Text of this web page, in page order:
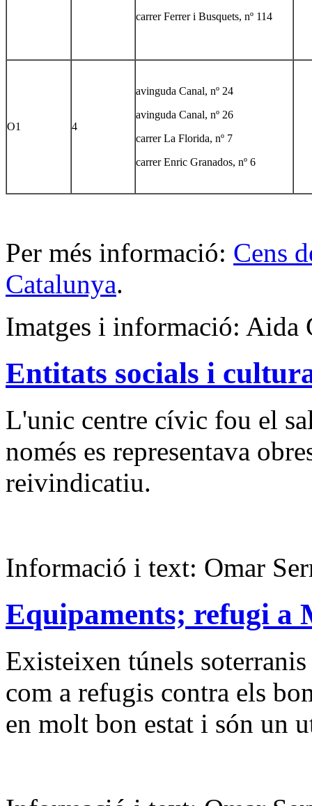
carrer Ferrer i Busquets, nº 114
O1 4
avinguda Canal, nº 24
avinguda Canal, nº 26
carrer La Florida, nº 7
carrer Enric Granados, nº 6
Per més informació: Cens
Catalunya.
Imatges i informació: Aida
Entitats socials i
L'unic centre cívic fou el
només es representava
reivindicatiu.
Informació i text: Omar
Equipaments; refugi a
Existeixen túnels
com a refugis contra els
en molt bon estat i són un